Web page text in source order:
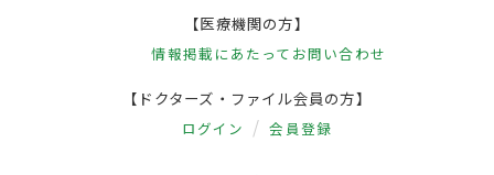
【医療機関の方】
情報掲載にあたって お問い合わせ
【ドクターズ・ファイル会員の方】
ログイン 会員登録